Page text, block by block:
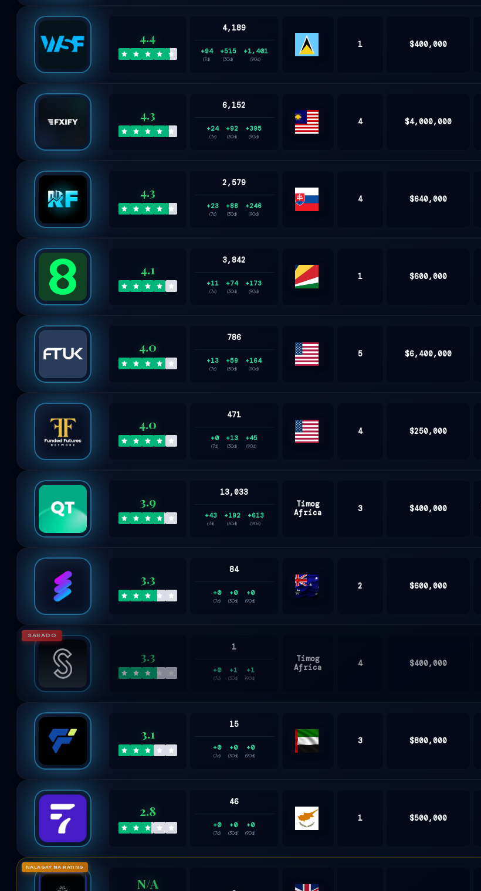
4.4
4,189
+94
(7d)
+515
(30d)
+1,401
(90d)
1 $400,000
4.3
6,152
+24
(7d)
+92
(30d)
+395
(90d)
4 $4,000,000
4.3
2,579
+23
(7d)
+88
(30d)
+246
(90d)
4 $640,000
4.1
3,842
+11
(7d)
+74
(30d)
+173
(90d)
1 $600,000
4.0
786
+13
(7d)
+59
(30d)
+164
(90d)
5 $6,400,000
4.0
471
+0
(7d)
+13
(30d)
+45
(90d)
4 $250,000
3.9
13,033
+43
(7d)
+192
(30d)
+613
(90d)
Timog
Africa
3 $400,000
3.3
84
+0
(7d)
+0
(30d)
+0
(90d)
2 $600,000
SARADO
3.3
1
+0
(7d)
+1
(30d)
+1
(90d)
Timog
Africa
4 $400,000
3.1
15
+0
(7d)
+0
(30d)
+0
(90d)
3 $800,000
2.8
46
+0
(7d)
+0
(30d)
+0
(90d)
1 $500,000
NALAGAY NA RATING
N/A